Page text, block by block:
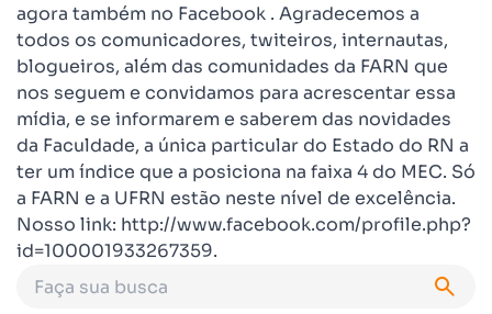
agora também no Facebook . Agradecemos a
todos os comunicadores, twiteiros, internautas,
blogueiros, além das comunidades da FARN que
nos seguem e convidamos para acrescentar essa
mídia, e se informarem e saberem das novidades
da Faculdade, a única particular do Estado do RN a
ter um índice que a posiciona na faixa 4 do MEC. Só
a FARN e a UFRN estão neste nível de excelência.
Nosso link: http://www.facebook.com/profile.php?
id=100001933267359.